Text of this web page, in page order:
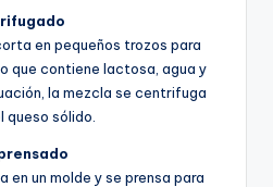
en pequeños trozos para
que contiene lactosa, agua y
la mezcla se centrifuga
queso sólido.
en un molde y se prensa para